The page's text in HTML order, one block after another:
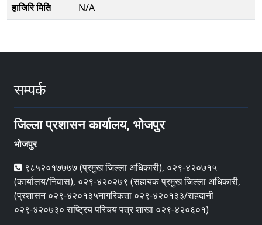
हाजिरि मिति
N/A
सम्पर्क
जिल्ला प्रशासन कार्यालय, भोजपुर
भोजपुर
९८५२०१७७७७ (प्रमुख जिल्ला अधिकारी), ०२९-४२०७१५
(कार्यालय/निवास), ०२९-४२०२७९ (सहायक प्रमुख जिल्ला अधिकारी,
(प्रशासन ०२९-४२०१३५नागरिकता ०२९-४२०१३३/राहदानी
०२९-४२०७३० राष्ट्रिय परिचय पत्र शाखा ०२९-४२०६०१)